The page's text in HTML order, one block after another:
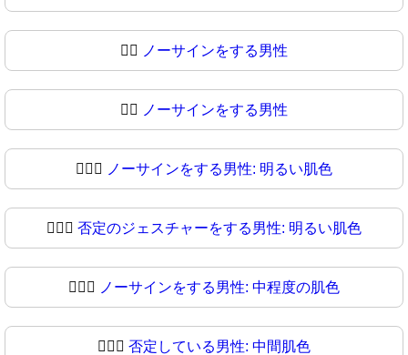
🙆‍♂️ ノーサインをする男性
🙆‍♂ ノーサインをする男性
🙆🏻‍♂️ ノーサインをする男性: 明るい肌色
🙆🏻‍♂ 否定のジェスチャーをする男性: 明るい肌色
🙆🏼‍♂️ ノーサインをする男性: 中程度の肌色
🙆🏼‍♂ 否定している男性: 中間肌色